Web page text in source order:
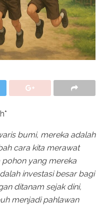
bumi, mereka adalah
cara kita merawat
yang mereka
investasi besar bagi
ditanam sejak dini,
menjadi pahlawan